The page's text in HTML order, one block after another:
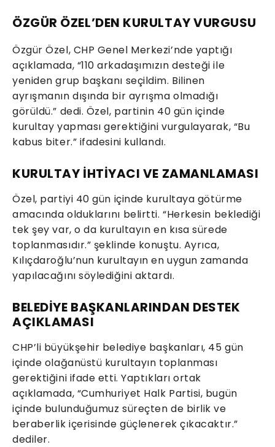
ÖZGÜR ÖZEL’DEN KURULTAY VURGUSU
Özgür Özel, CHP Genel Merkezi’nde yaptığı
açıklamada, “110 arkadaşımızın desteği ile
yeniden grup başkanı seçildim. Bilinen
ayrışmanın dışında bir ayrışma olmadığı
görüldü.” dedi. Özel, partinin 40 gün içinde
kurultay yapması gerektiğini vurgulayarak, “Bu
kabus biter.” ifadesini kullandı.
KURULTAY İHTİYACI VE ZAMANLAMASI
Özel, partiyi 40 gün içinde kurultaya götürme
amacında olduklarını belirtti. “Herkesin beklediği
tek şey var, o da kurultayın en kısa sürede
toplanmasıdır.” şeklinde konuştu. Ayrıca,
Kılıçdaroğlu’nun kurultayın en uygun zamanda
yapılacağını söylediğini aktardı.
BELEDİYE BAŞKANLARINDAN DESTEK
AÇIKLAMASI
CHP’li büyükşehir belediye başkanları, 45 gün
içinde olağanüstü kurultayın toplanması
gerektiğini ifade etti. Yaptıkları ortak
açıklamada, “Cumhuriyet Halk Partisi, bugün
içinde bulunduğumuz süreçten de birlik ve
beraberlik içerisinde güçlenerek çıkacaktır.”
dediler.